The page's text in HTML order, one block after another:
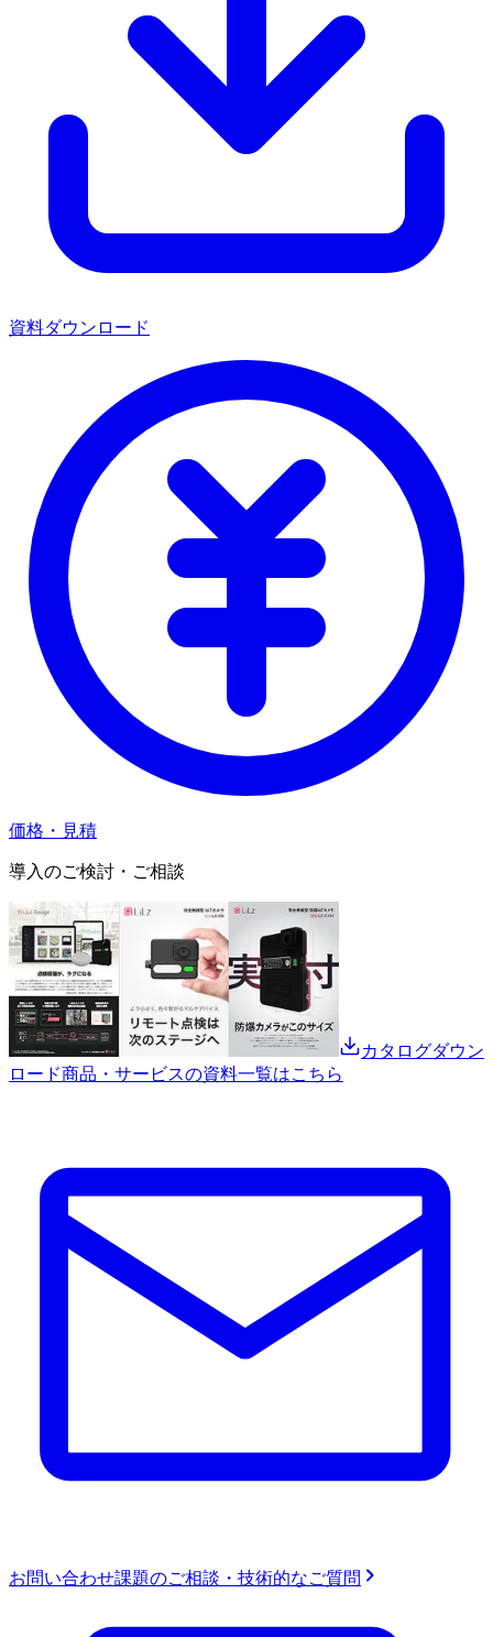
資料ダウンロード
価格・見積
導入のご検討・ご相談
カタログダウン
ロード商品・サービスの資料一覧はこちら
お問い合わせ課題のご相談・技術的なご質問